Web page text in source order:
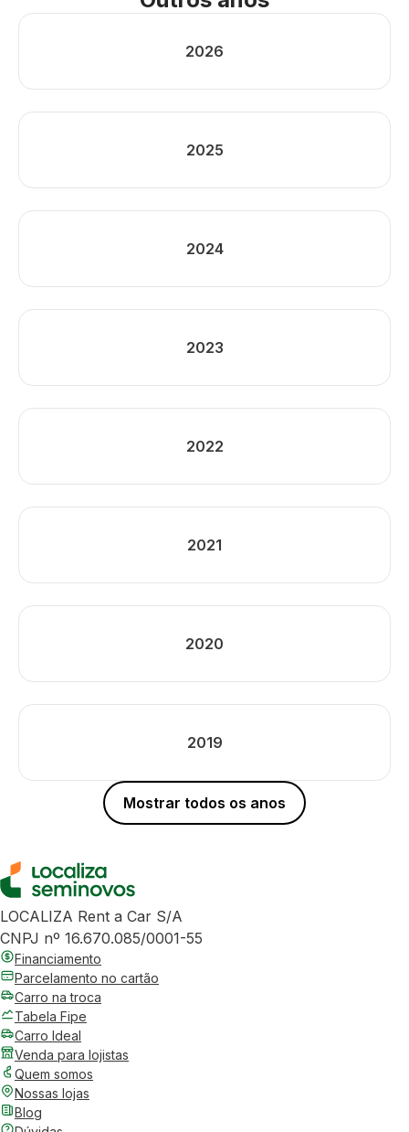
2026
2025
2024
2023
2022
2021
2020
2019
Mostrar todos os anos
LOCALIZA Rent a Car S/A
CNPJ nº 16.670.085/0001-55
Financiamento
Parcelamento no cartão
Carro na troca
Tabela Fipe
Carro Ideal
Venda para lojistas
Quem somos
Nossas lojas
Blog